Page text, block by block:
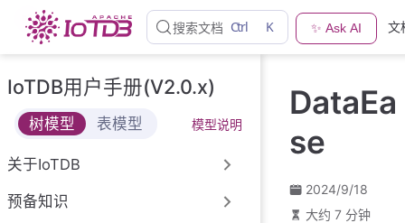
跳
至
主
要
內
容
搜索文档 Ctrl K ✨ Ask AI 文
IoTDB用户手册(V2.0.x)
树模型 表模型 模型说明
关于IoTDB
预备知识
DataEa
se
2024/9/18
大约 7 分钟